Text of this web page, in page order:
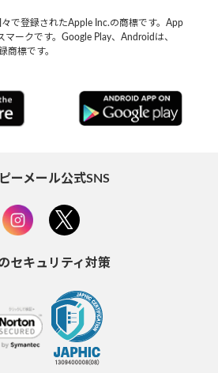
で登録されたApple Inc.の商標です。App
ークです。Google Play、Androidは、
商標です。
ーメール公式SNS
セキュリティ対策